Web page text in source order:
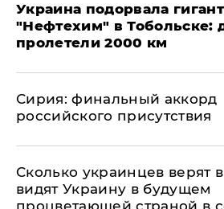
Украина подорвала
"Нефтехим" в Тобольске:
пролетели 2000 км
​Сирия: финальный аккорд
российского присутствия
Сколько украинцев верят
видят Украину в будущем